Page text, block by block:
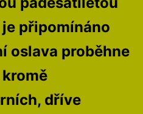
připomínáno
oslava proběhne
dříve